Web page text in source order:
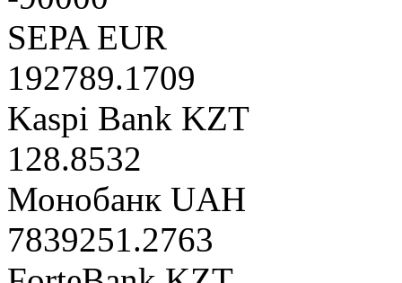
SEPA EUR
192789.1709
Kaspi Bank KZT
128.8532
Монобанк UAH
7839251.2763